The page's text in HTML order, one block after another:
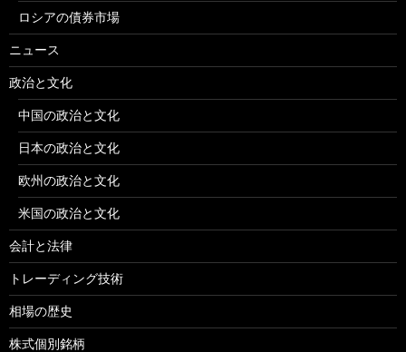
ロシアの債券市場
ニュース
政治と文化
中国の政治と文化
日本の政治と文化
欧州の政治と文化
米国の政治と文化
会計と法律
トレーディング技術
相場の歴史
株式個別銘柄